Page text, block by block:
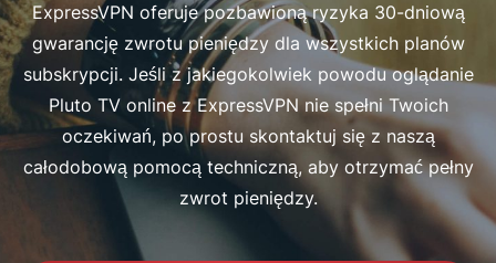
ExpressVPN oferuje pozbawioną ryzyka 30-dniową
gwarancję zwrotu pieniędzy dla wszystkich planów
subskrypcji. Jeśli z jakiegokolwiek powodu oglądanie
Pluto TV online z ExpressVPN nie spełni Twoich
oczekiwań, po prostu skontaktuj się z naszą
całodobową pomocą techniczną, aby otrzymać pełny
zwrot pieniędzy.